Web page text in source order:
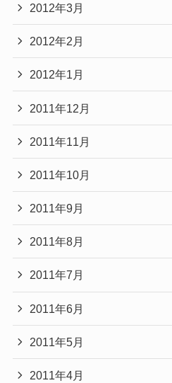
2012年3月
2012年2月
2012年1月
2011年12月
2011年11月
2011年10月
2011年9月
2011年8月
2011年7月
2011年6月
2011年5月
2011年4月